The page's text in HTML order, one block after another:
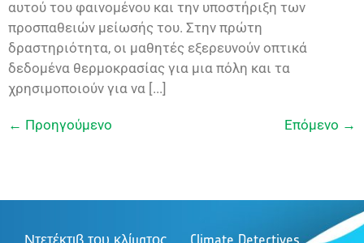
αυτού του φαινομένου και την υποστήριξη των
προσπαθειών μείωσής του. Στην πρώτη
δραστηριότητα, οι μαθητές εξερευνούν οπτικά
δεδομένα θερμοκρασίας για μια πόλη και τα
χρησιμοποιούν για να [...]
← Προηγούμενο Επόμενο →